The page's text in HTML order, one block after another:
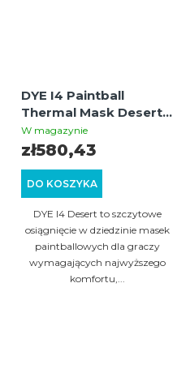
DYE I4 Paintball
Thermal Mask Desert –
profesjonalna maska
termiczna z szerokim
wymienną szybką
ochronną
W magazynie
DO KOSZYKA
zł580,43
DYE I4 Desert to szczytowe
osiągnięcie w dziedzinie masek
paintballowych dla graczy
wymagających najwyższego
komfortu,...